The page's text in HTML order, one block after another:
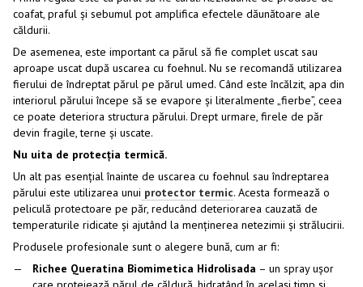
coafat, praful și sebumul pot amplifica efectele dăunătoare ale
căldurii.
De asemenea, este important ca părul să fie complet uscat sau
aproape uscat după uscarea cu foehnul. Nu se recomandă utilizarea
fierului de îndreptat părul pe părul umed. Când este încălzit, apa din
interiorul părului începe să se evapore și literalmente „fierbe”, ceea
ce poate deteriora structura părului. Drept urmare, firele de păr
devin fragile, terne și uscate.
Nu uita de protecția termică.
Un alt pas esențial înainte de uscarea cu foehnul sau îndreptarea
părului este utilizarea unui protector termic. Acesta formează o
peliculă protectoare pe păr, reducând deteriorarea cauzată de
temperaturile ridicate și ajutând la menținerea netezimii și strălucirii.
Produsele profesionale sunt o alegere bună, cum ar fi:
Richee Queratina Biomimetica Hidrolisada – un spray ușor